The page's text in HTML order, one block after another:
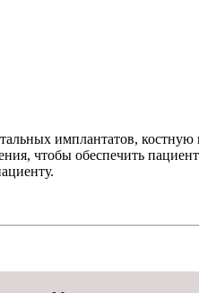
имплантатов, костную
чтобы обеспечить